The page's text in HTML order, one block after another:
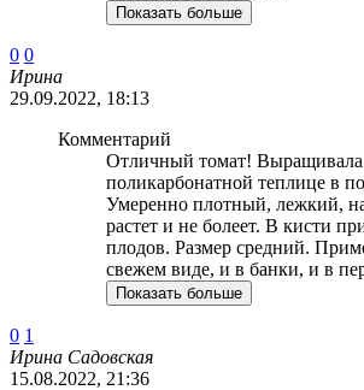
Показать больше
0 0
Ирина
29.09.2022, 18:13
Комментарий
Отличный томат! Выращивала
поликарбонатной теплице в
Умеренно плотный, лежкий,
растет и не болеет. В кисти
плодов. Размер средний.
свежем виде, и в банки, и в
Показать больше
0 1
Ирина Садовская
15.08.2022, 21:36